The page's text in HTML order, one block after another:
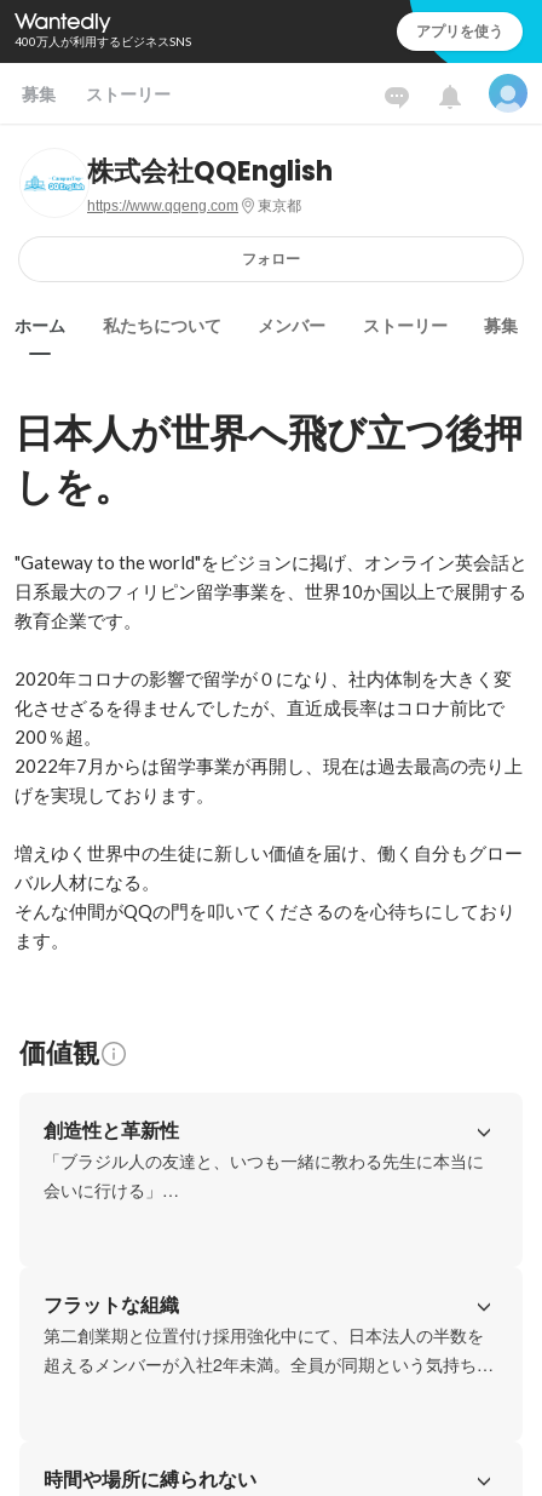
400万人が利用するビジネスSNS アプリを使う
募集 ストーリー
株式会社QQEnglish
https://www.qqeng.com 東京都
フォロー
ホーム 私たちについて メンバー ストーリー 募集
日本人が世界へ飛び立つ後押
しを。
"Gateway to the world"をビジョンに掲げ、オンライン英会話と
日系最大のフィリピン留学事業を、世界10か国以上で展開する
教育企業です。
2020年コロナの影響で留学が０になり、社内体制を大きく変
化させざるを得ませんでしたが、直近成長率はコロナ前比で
200％超。
2022年7月からは留学事業が再開し、現在は過去最高の売り上
げを実現しております。
増えゆく世界中の生徒に新しい価値を届け、働く自分もグロー
バル人材になる。
そんな仲間がQQの門を叩いてくださるのを心待ちにしており
ます。
価値観
創造性と革新性
「ブラジル人の友達と、いつも一緒に教わる先生に本当に
会いに行ける」
これらを組み合わせたサービスを提供できる最大級の日系
企業です。
フラットな組織
第二創業期と位置付け採用強化中にて、日本法人の半数を
超えるメンバーが入社2年未満。全員が同期という気持ち
ローバルグループの取締役COO(日本マーケット担当）直下
時間や場所に縛られない